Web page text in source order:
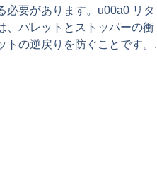
必要があります。u00a0 リタ
、パレットとストッパーの衝
トの逆戻りを防ぐことです。.